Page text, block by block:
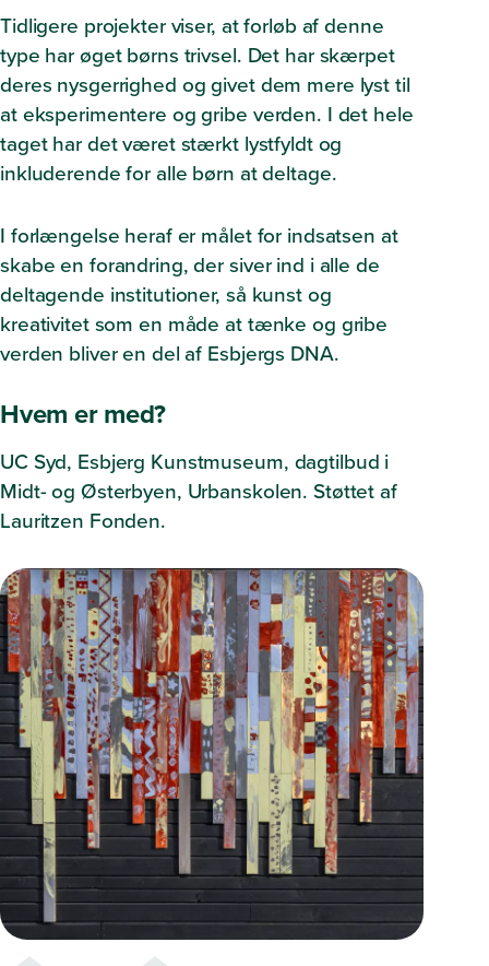
Tidligere projekter viser, at forløb af denne
type har øget børns trivsel. Det har skærpet
deres nysgerrighed og givet dem mere lyst til
at eksperimentere og gribe verden. I det hele
taget har det været stærkt lystfyldt og
inkluderende for alle børn at deltage.
I forlængelse heraf er målet for indsatsen at
skabe en forandring, der siver ind i alle de
deltagende institutioner, så kunst og
kreativitet som en måde at tænke og gribe
verden bliver en del af Esbjergs DNA.
Hvem er med?
UC Syd, Esbjerg Kunstmuseum, dagtilbud i
Midt- og Østerbyen, Urbanskolen. Støttet af
Lauritzen Fonden.